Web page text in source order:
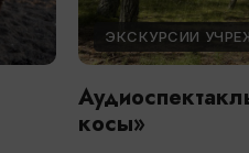
ЭКСКУРСИИ
косы»